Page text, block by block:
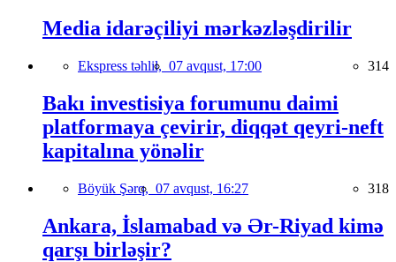
Media idarəçiliyi mərkəzləşdirilir
Ekspress təhlil, 07 avqust, 17:00 314
Bakı investisiya forumunu daimi
platformaya çevirir, diqqət qeyri-neft
kapitalına yönəlir
Böyük Şərq, 07 avqust, 16:27 318
Ankara, İslamabad və Ər-Riyad kimə
qarşı birləşir?